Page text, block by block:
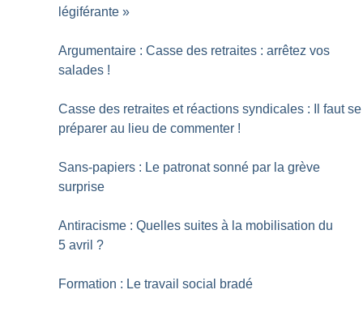
légiférante »
Argumentaire : Casse des retraites : arrêtez vos
salades !
Casse des retraites et réactions syndicales : Il faut se
préparer au lieu de commenter !
Sans-papiers : Le patronat sonné par la grève
surprise
Antiracisme : Quelles suites à la mobilisation du
5 avril ?
Formation : Le travail social bradé